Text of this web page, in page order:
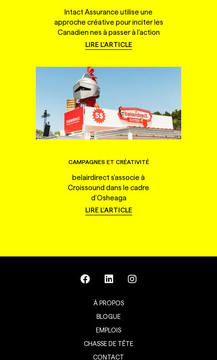
Intact Assurance utilise une
approche créative pour inciter les
Canadien·nes à passer à l'action
LIRE L'ARTICLE
CAMPAGNES ET CRÉATIVITÉ
belairdirect s'associe à
Croissound dans le cadre
d'Osheaga
LIRE L'ARTICLE
À PROPOS
BLOGUE
EMPLOIS
CHASSE DE TÊTE
CONTACT